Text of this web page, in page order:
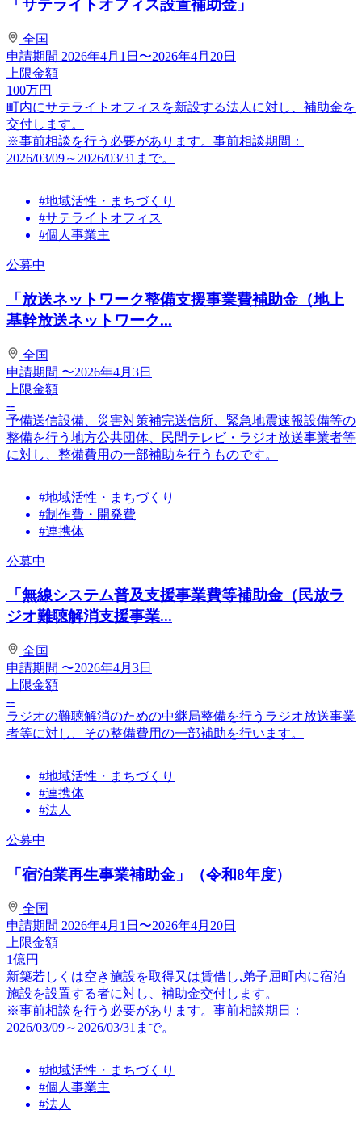
「サテライトオフィス設置補助金」
全国
申請期間 2026年4月1日〜2026年4月20日
上限金額
100万円
町内にサテライトオフィスを新設する法人に対し、補助金を
交付します。
※事前相談を行う必要があります。事前相談期間：
2026/03/09～2026/03/31まで。
#地域活性・まちづくり
#サテライトオフィス
#個人事業主
公募中
「放送ネットワーク整備支援事業費補助金（地上
基幹放送ネットワーク...
全国
申請期間 〜2026年4月3日
上限金額
--
予備送信設備、災害対策補完送信所、緊急地震速報設備等の
整備を行う地方公共団体、民間テレビ・ラジオ放送事業者等
に対し、整備費用の一部補助を行うものです。
#地域活性・まちづくり
#制作費・開発費
#連携体
公募中
「無線システム普及支援事業費等補助金（民放ラ
ジオ難聴解消支援事業...
全国
申請期間 〜2026年4月3日
上限金額
--
ラジオの難聴解消のための中継局整備を行うラジオ放送事業
者等に対し、その整備費用の一部補助を行います。
#地域活性・まちづくり
#連携体
#法人
公募中
「宿泊業再生事業補助金」（令和8年度）
全国
申請期間 2026年4月1日〜2026年4月20日
上限金額
1億円
新築若しくは空き施設を取得又は賃借し,弟子屈町内に宿泊
施設を設置する者に対し、補助金交付します。
※事前相談を行う必要があります。事前相談期日：
2026/03/09～2026/03/31まで。
#地域活性・まちづくり
#個人事業主
#法人